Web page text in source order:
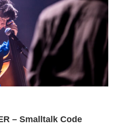
– Smalltalk Code